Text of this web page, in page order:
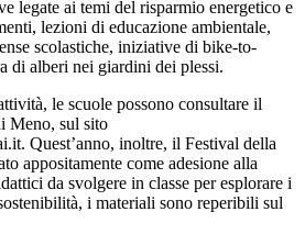
legate ai temi del risparmio energetico e
lezioni di educazione ambientale,
scolastiche, iniziative di bike-to-
di alberi nei giardini dei plessi.
le scuole possono consultare il
Meno, sul sito
. Quest’anno, inoltre, il Festival della
appositamente come adesione alla
da svolgere in classe per esplorare i
, i materiali sono reperibili sul